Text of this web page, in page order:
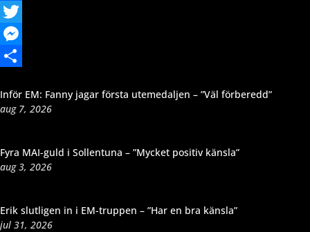
Facebook
Twitter
Messenger
Inför EM: Fanny jagar första utemedaljen – ”Väl förberedd”
aug 7, 2026
Fyra MAI-guld i Sollentuna – ”Mycket positiv känsla”
aug 3, 2026
Erik slutligen in i EM-truppen – ”Har en bra känsla”
jul 31, 2026